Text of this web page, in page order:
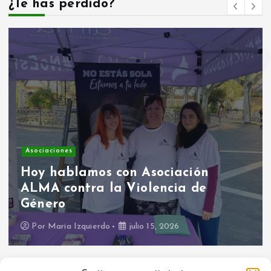
s
¿Te has perdido?
Asociaciones
Hoy hablamos con Asociación
ALMA contra la Violencia de
Género
Por Maria Izquierdo julio 15, 2026